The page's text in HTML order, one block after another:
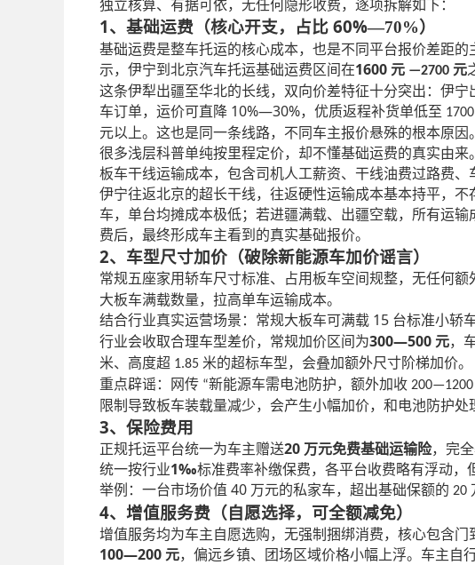
独立核算、有据可依，无任何隐形收费，逐项拆解如下：
1、基础运费（核心开支，占比 60%—70%）
基础运费是整车托运的核心成本，也是不同平台报价差距
示，伊宁到北京汽车托运基础运费区间在1600 元 —2700 元
这条伊犁出疆至华北的长线，双向价差特征十分突出：伊
车订单，运价可直降 10%—30%，优质返程补货单低至 1700
元以上。这也是同一条线路，不同车主报价悬殊的根本原因。
很多浅层科普单纯按里程定价，却不懂基础运费的真实由
板车干线运输成本，包含司机人工薪资、干线油费过路费、
伊宁往返北京的超长干线，往返硬性运输成本基本持平，
车，单台均摊成本极低；若进疆满载、出疆空载，所有运
费后，最终形成车主看到的真实基础报价。
2、车型尺寸加价（破除新能源车加价谣言）
常规五座家用轿车尺寸标准、占用板车空间规整，无任何额
大板车满载数量，拉高单车运输成本。
结合行业真实运营场景：常规大板车可满载 15 台标准小轿
行业会收取合理车型差价，常规加价区间为300—500 元，
米、高度超 1.85 米的超标车型，会叠加额外尺寸阶梯加价。
重点辟谣：网传 “新能源车需电池防护，额外加收 200—1200
限制导致板车装载量减少，会产生小幅加价，和电池防护处
3、保险费用
正规托运平台统一为车主赠送20 万元免费基础运输险，完
统一按行业1‰标准费率补缴保费，各平台收费略有浮动，
举例：一台市场价值 40 万元的私家车，超出基础保额的 20
4、增值服务费（自愿选择，可全额减免）
增值服务均为车主自愿选购，无强制捆绑消费，核心包含
100—200 元，偏远乡镇、团场区域价格小幅上浮。车主自